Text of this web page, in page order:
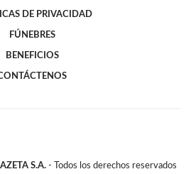
DE PRIVACIDAD
FÚNEBRES
BENEFICIOS
S.A. - Todos los derechos reservados